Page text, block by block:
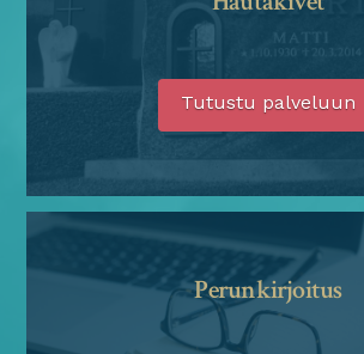
Tutustu palveluun
Perunkirjoitus